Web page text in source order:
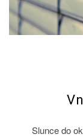
Slunce do